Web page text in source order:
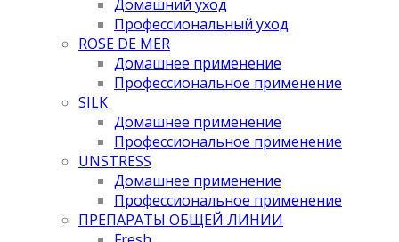
Домашний уход
Профессиональный уход
ROSE DE MER
Домашнее применение
Профессиональное применение
SILK
Домашнее применение
Профессиональное применение
UNSTRESS
Домашнее применение
Профессиональное применение
ПРЕПАРАТЫ ОБЩЕЙ ЛИНИИ